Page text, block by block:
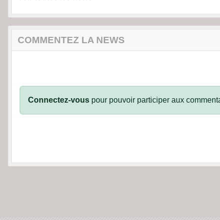
COMMENTEZ LA NEWS
Connectez-vous pour pouvoir participer aux